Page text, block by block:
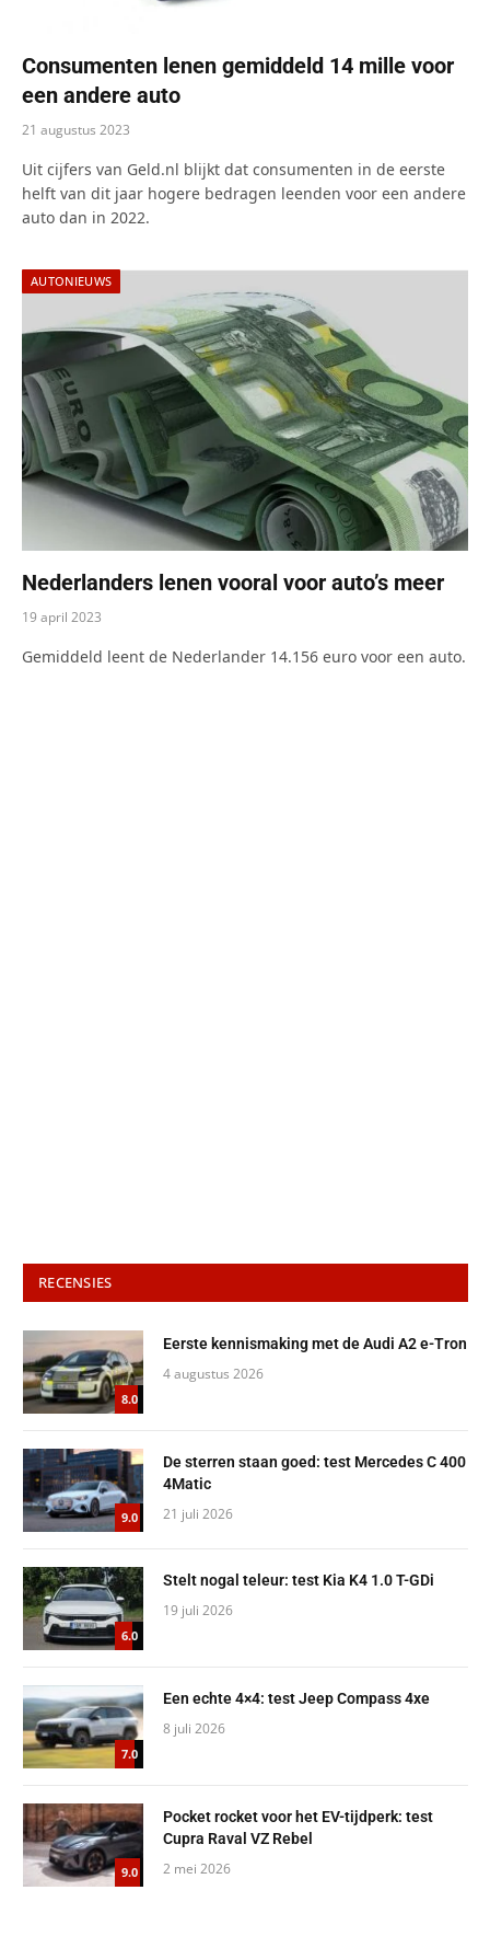
Consumenten lenen gemiddeld 14 mille voor
een andere auto
21 augustus 2023
Uit cijfers van Geld.nl blijkt dat consumenten in de eerste
helft van dit jaar hogere bedragen leenden voor een andere
auto dan in 2022.
AUTONIEUWS
Nederlanders lenen vooral voor auto’s meer
19 april 2023
Gemiddeld leent de Nederlander 14.156 euro voor een auto.
RECENSIES
8.0
Eerste kennismaking met de Audi A2 e-Tron
4 augustus 2026
9.0
De sterren staan goed: test Mercedes C 400
4Matic
21 juli 2026
6.0
Stelt nogal teleur: test Kia K4 1.0 T-GDi
19 juli 2026
7.0
Een echte 4×4: test Jeep Compass 4xe
8 juli 2026
9.0
Pocket rocket voor het EV-tijdperk: test
Cupra Raval VZ Rebel
2 mei 2026